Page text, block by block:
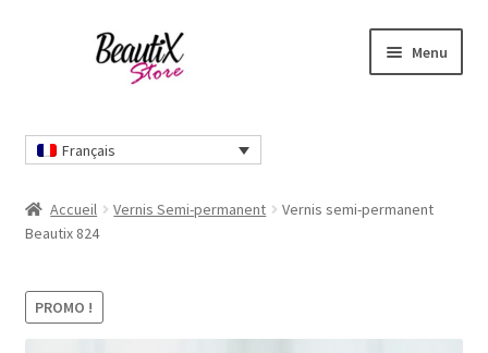
Menu
Livraisons et retours
Mon compte
Français
Accueil Vernis Semi-permanent
Vernis semi-permanent
Beautix 824
PROMO !